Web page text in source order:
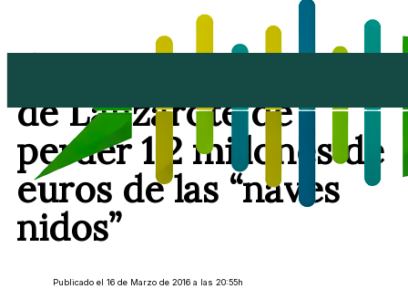
de Lanzarote de
perder 1,2 millones de
euros de las “naves
nidos”
Publicado el 16 de Marzo de 2016 a las 20:55h